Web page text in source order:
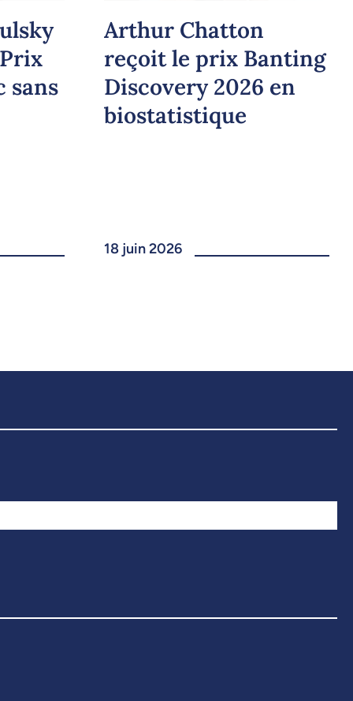
sans
Arthur Chatton
reçoit le prix Banting
Discovery 2026 en
biostatistique
18 juin 2026